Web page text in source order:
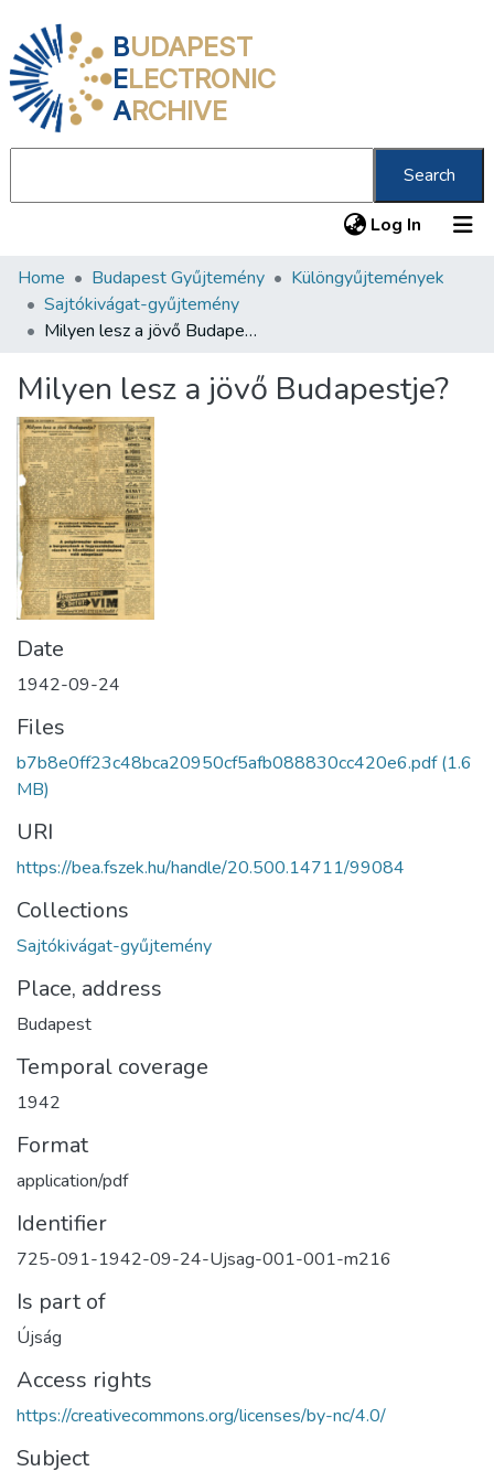
BUDAPEST
ELECTRONIC
ARCHIVE
Search
Log In (current)
Communities & Collections
All of DSpace
About us
Home Budapest Gyűjtemény
Különgyűjtemények
Sajtókivágat-gyűjtemény
Milyen lesz a jövő Budapestje?
Milyen lesz a jövő Budapestje?
Date
1942-09-24
Files
b7b8e0ff23c48bca20950cf5afb088830cc420e6.pdf(1.6
MB)
URI
https://bea.fszek.hu/handle/20.500.14711/99084
Collections
Sajtókivágat-gyűjtemény
Place, address
Budapest
Temporal coverage
1942
Format
application/pdf
Identifier
725-091-1942-09-24-Ujsag-001-001-m216
Is part of
Újság
Access rights
https://creativecommons.org/licenses/by-nc/4.0/
Subject